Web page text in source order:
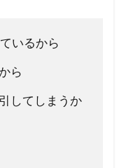
いるから
ら
してしまうか